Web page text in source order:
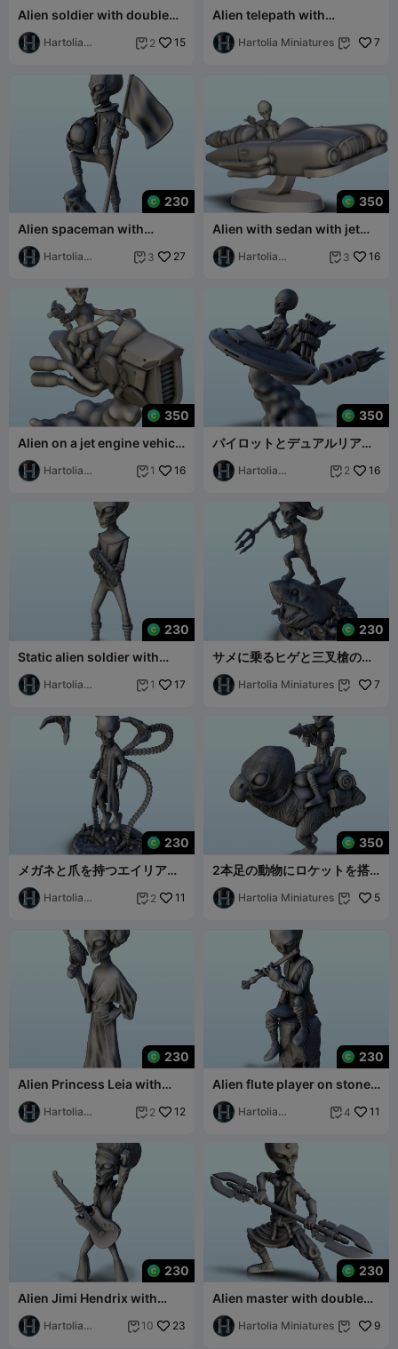
Alien soldier with double
laser gun (28) (+ pre-
supported ve
Hartolia
 2 15
Alien telepath with
telepathy helmet (29) (+
pre-supported v
Hartolia Miniatures  7
230
Alien spaceman with
helmet and flag (27) (+ pre-
supported ve
Hartolia
 3 27
350
Alien with sedan with jet
engine and laser gun (26)
(+ pre-s
Hartolia
 3 16
350
Alien on a jet engine vehicle
with laser gun (25) (+ pre-
sup Hartolia
 1 16
350
パイロットとデュアルリアク
ターを備えたエイリアンシャ
トル (24) (+ プリサポート
Hartolia
 2 16
230
Static alien soldier with
space assault rifle (23) (+
pre-suHartolia
 1 17
230
サメに乗るヒゲと三叉槍のエ
イリアン (22) (+ サポート付
き
Hartolia Miniatures  7
230
メガネと爪を持つエイリアン
ドクターオクトパス (21) (+
プリサポート済み
Hartolia
 2 11
350
2本足の動物にロケットを搭
載したエイリアン（20）
（+プレサポート
Hartolia Miniatures  5
230
Alien Princess Leia with
laser gun (19) (+ pre-
supported ver
Hartolia
 2 12
230
Alien flute player on stone
(18) (+ pre-supported
version &
Hartolia
 4 11
230
Alien Jimi Hendrix with
costume and guitar (16) (+
pre-suppo
Hartolia
 10 23
230
Alien master with double
sword and face badges
(14) (+ pre-s
Hartolia Miniatures  9